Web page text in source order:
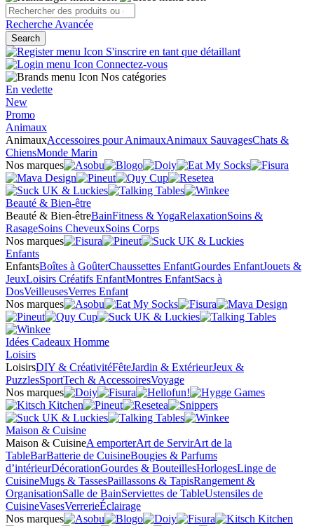
Recherche Avancée
Search
S'inscrire en tant que détaillant
Connectez-vous
Nos catégories
En vedette
New
Promo
Animaux
AnimauxAccessoires pour AnimauxAnimaux SauvagesChats &
ChiensMonde Marin
Nos marques
Beauté & Bien-être
Beauté & Bien-êtreBainFitness & YogaRelaxationSoins &
RasageSoins CheveuxSoins Corps
Nos marques
Enfants
EnfantsBoîtes à GoûterChaussettes EnfantGourdes EnfantJouets &
JeuxLoisirs Créatifs EnfantMontres EnfantSacs à
DosVeilleusesVerres Enfant
Nos marques
Idées Cadeaux Homme
Loisirs
LoisirsDIY & CréativitéFêteJardin & ExtérieurJeux &
PuzzlesSportTech & AccessoiresVoyage
Nos marques
Maison & Cuisine
Maison & CuisineA emporterArt de ServirArt de la
TableBarBatterie de CuisineBougies & Parfums
d’intérieurDécorationGourdes & BouteillesHorlogesLinge de
CuisineMugs & TassesPaillassons & TapisRangement &
OrganisationSalle de BainServiettes de TableUstensiles de
CuisineVasesVerrerieÉclairage
Nos marques